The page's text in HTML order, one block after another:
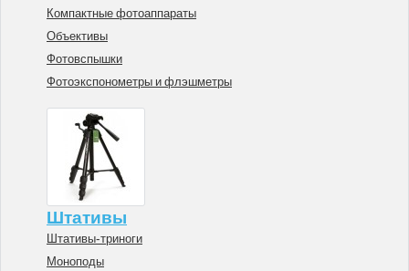
Компактные фотоаппараты
Объективы
Фотовспышки
Фотоэкспонометры и флэшметры
Штативы
Штативы-триноги
Моноподы